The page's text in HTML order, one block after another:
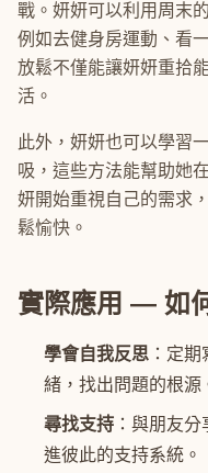
戰。妍妍可以利用周末
例如去健身房運動、看
放鬆不僅能讓妍妍重拾
活。
此外，妍妍也可以學習
吸，這些方法能幫助她
妍開始重視自己的需求
鬆愉快。
實際應用 — 如
學會自我反思 ：定
緒，找出問題的根源
尋找支持 ：與朋友
進彼此的支持系統。